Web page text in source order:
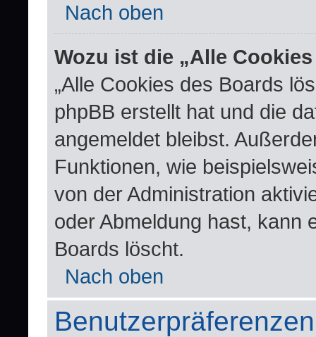
Nach oben
Wozu ist die „Alle
„Alle Cookies des Boards
phpBB erstellt hat und die
angemeldet bleibst.
Funktionen, wie
von der Administration
oder Abmeldung hast, kann
Boards löscht.
Nach oben